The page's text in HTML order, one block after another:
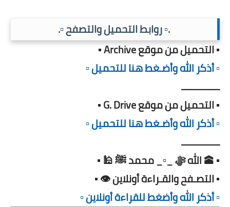
.▫️ روابط التحميل والتصفح ▫️.
▪️ التحميل من موقع Archive ▪️
▫️ أذكر الله وأضـغط هنا للتحميل ▫️
ـــــــــــــــ
▪️ التحميل من موقع G. Drive ▪️
▫️ أذكر الله وأضـغط هنا للتحميل ▫️
ـــــــــــــــ
▪️ 🕋 الله ﷻ _▫️_ محمد ﷺ 🕌 ▪️
▪️ التصـفح والقـراءة أونلاين 👁️ ▪️
▫️ أذكر الله وأضغط للقراءة أونلاين ▫️